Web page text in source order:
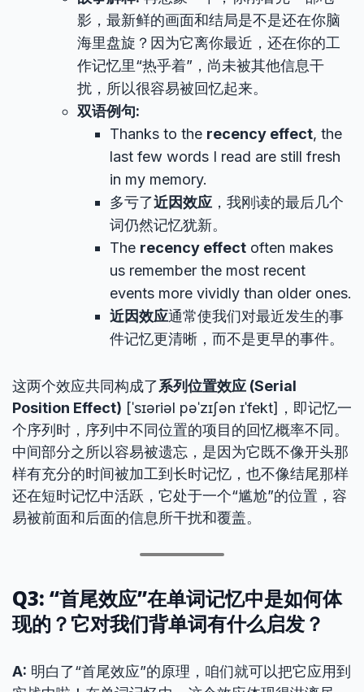
影，最新鲜的画面和结局是不是还在你脑
海里盘旋？因为它离你最近，还在你的工
作记忆里“热乎着”，尚未被其他信息干
扰，所以很容易被回忆起来。
双语例句:
Thanks to the recency effect, the
last few words I read are still fresh
in my memory.
多亏了近因效应 ，我刚读的最后几个
词仍然记忆犹新。
The recency effect often makes
us remember the most recent
events more vividly than older ones.
近因效应通常使我们对最近发生的事
件记忆更清晰，而不是更早的事件。
这两个效应共同构成了系列位置效应 (Serial
Position Effect) [ˈsɪəriəl pəˈzɪʃən ɪˈfekt]，即记忆一
个序列时，序列中不同位置的项目的回忆概率不同。
中间部分之所以容易被遗忘，是因为它既不像开头那
样有充分的时间被加工到长时记忆，也不像结尾那样
还在短时记忆中活跃，它处于一个“尴尬”的位置，容
易被前面和后面的信息所干扰和覆盖。
Q3: “首尾效应”在单词记忆中是如何体
现的？它对我们背单词有什么启发？
A: 明白了“首尾效应”的原理，咱们就可以把它应用到